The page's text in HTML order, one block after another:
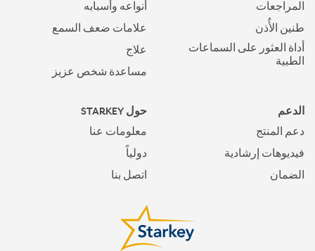
المراجعات
طنين الأُذن
أداة العثور على السماعات
الطبية
أنواعه وأسبابه
علامات ضعف السمع
علاج
مساعدة شخص عزيز
الدعم
دعم المنتج
فيديوهات إرشادية
الضمان
حول STARKEY
معلومات عنا
دولياً
اتصل بنا